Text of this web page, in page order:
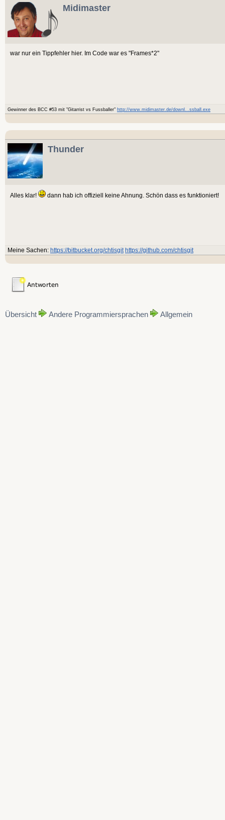
Midimaster
war nur ein Tippfehler hier. Im Code war es "Frames*2"
Gewinner des BCC #53 mit "Gitarrist vs Fussballer" http://www.midimaster.de/downl...ssball.exe
Thunder
Alles klar! dann hab ich offiziell keine Ahnung. Schön dass es funktioniert!
Meine Sachen: https://bitbucket.org/chtisgit https://github.com/chtisgit
Übersicht Andere Programmiersprachen Allgemein